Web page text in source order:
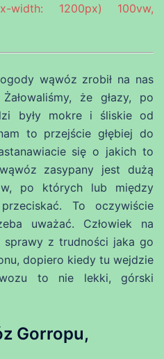
width: 1200px) 100vw,
wąwóz zrobił na nas
że głazy, po
były mokre i śliskie od
to przejście głębiej do
się o jakich to
zasypany jest dużą
po których lub między
To oczywiście
uważać. Człowiek na
z trudności jaka go
dopiero kiedy tu wejdzie
to nie lekki, górski
Gorropu,